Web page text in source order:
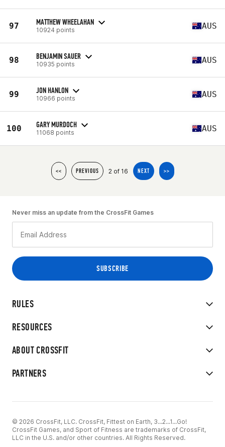
97 MATTHEW WHEELAHAN
10924 points AUS
98 BENJAMIN SAUER
10935 points AUS
99 JON HANLON
10966 points AUS
100 GARY MURDOCH
11068 points AUS
<< PREVIOUS 2 of 16 NEXT >>
RULES
RESOURCES
ABOUT CROSSFIT
PARTNERS
Never miss an update from the CrossFit Games
© 2026 CrossFit, LLC. CrossFit, Fittest on Earth, 3...2...1...Go!
CrossFit Games, and Sport of Fitness are trademarks of CrossFit,
LLC in the U.S. and/or other countries. All Rights Reserved.